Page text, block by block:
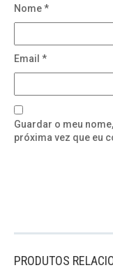
Nome*
Email *
Guardar o meu
próxima vez que eu
PRODUTOS